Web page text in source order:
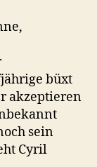
büxt
akzeptieren
sein
Cyril